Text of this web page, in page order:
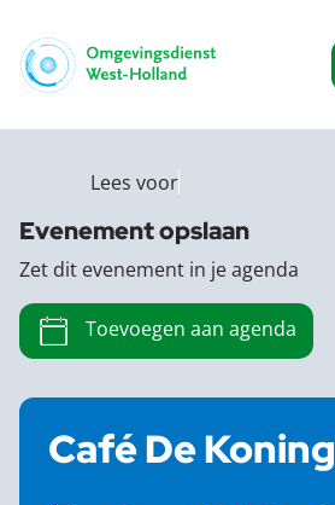
Café De Koning
Lees voor
Evenement opslaan
Zet dit evenement in je agenda
Toevoegen aan agenda